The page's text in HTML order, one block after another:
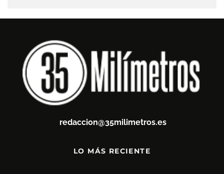
redaccion@35milimetros.es
LO MÁS RECIENTE